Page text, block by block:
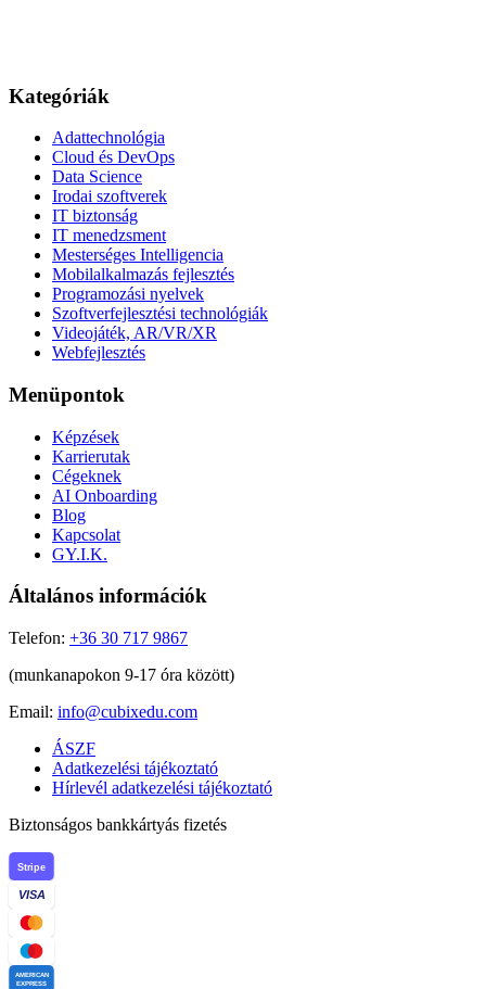
Kategóriák
Adattechnológia
Cloud és DevOps
Data Science
Irodai szoftverek
IT biztonság
IT menedzsment
Mesterséges Intelligencia
Mobilalkalmazás fejlesztés
Programozási nyelvek
Szoftverfejlesztési technológiák
Videojáték, AR/VR/XR
Webfejlesztés
Menüpontok
Képzések
Karrierutak
Cégeknek
AI Onboarding
Blog
Kapcsolat
GY.I.K.
Általános információk
Telefon: +36 30 717 9867
(munkanapokon 9-17 óra között)
Email: info@cubixedu.com
ÁSZF
Adatkezelési tájékoztató
Hírlevél adatkezelési tájékoztató
Biztonságos bankkártyás fizetés
Stripe
VISA
AMERICAN
EXPRESS